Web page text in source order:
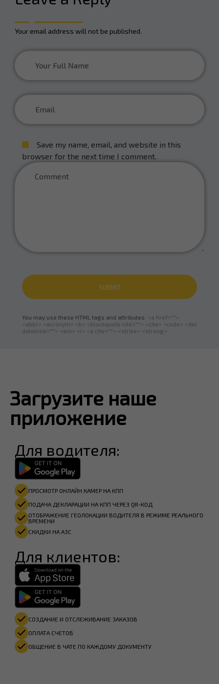
Your email address will not be published.
Save my name, email, and website in this
browser for the next time I comment.
SUBMIT
You may use these HTML tags and attributes: <a href="">
<abbr> <acronym> <b> <blockquote cite=""> <cite> <code> <del
datetime=""> <em> <i> <q cite=""> <strike> <strong>
Загрузите наше
приложение​
Для водителя:
ПРОСМОТР ОНЛАЙН КАМЕР НА КПП
ПОДАЧА ДЕКЛАРАЦИИ НА КПП ЧЕРЕЗ QR-КОД
ОТОБРАЖЕНИЕ ГЕОЛОКАЦИИ ВОДИТЕЛЯ В РЕЖИМЕ РЕАЛЬНОГО
ВРЕМЕНИ
СКИДКИ НА АЗС
Для клиентов:
СОЗДАНИЕ И ОТСЛЕЖИВАНИЕ ЗАКАЗОВ
ОПЛАТА СЧЕТОВ
ОБЩЕНИЕ В ЧАТЕ ПО КАЖДОМУ ДОКУМЕНТУ